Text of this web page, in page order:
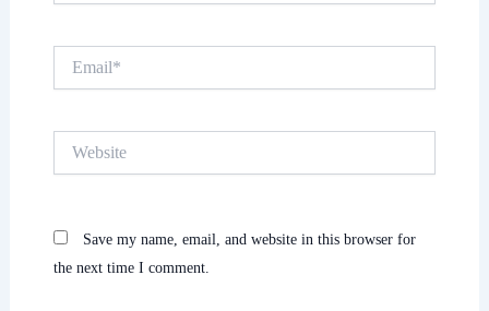
Save my name, email, and website in this browser for
the next time I comment.